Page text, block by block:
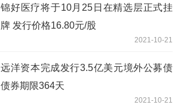
锦好医疗将于10月25日在精选层正式挂
牌 发行价格16.80元/股
2021-10-21
远洋资本完成发行3.5亿美元境外公募债
债券期限364天
2021-10-21